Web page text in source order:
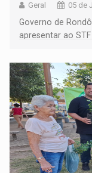
Geral 05 de
Governo de
apresentar ao